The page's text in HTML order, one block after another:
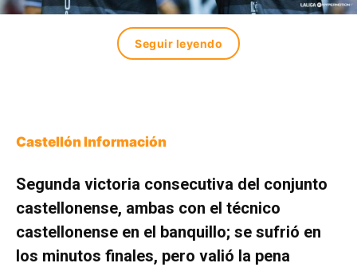
Seguir leyendo
Castellón Información
Segunda victoria consecutiva del conjunto
castellonense, ambas con el técnico
castellonense en el banquillo; se sufrió en
los minutos finales, pero valió la pena